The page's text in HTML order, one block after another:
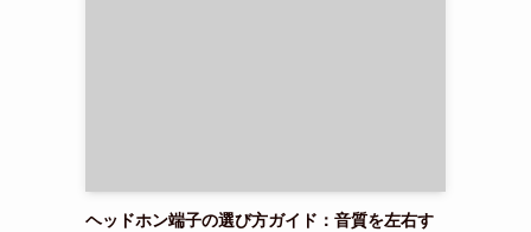
ヘッドホン端子の選び方ガイド：音質を左右す